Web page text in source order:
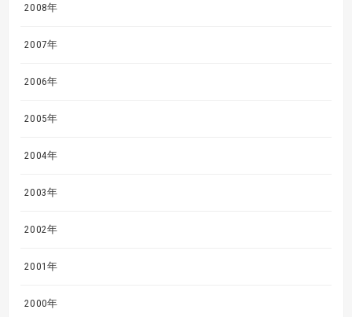
2008年
2007年
2006年
2005年
2004年
2003年
2002年
2001年
2000年